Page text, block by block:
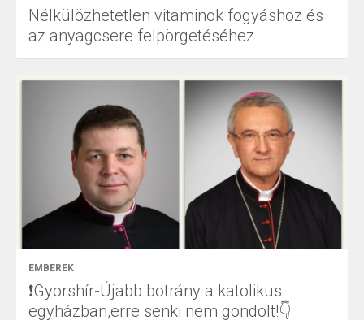
Nélkülözhetetlen vitaminok fogyáshoz és
az anyagcsere felpörgetéséhez
EMBEREK
❗Gyorshír-Újabb botrány a katolikus
egyházban,erre senki nem gondolt!👇